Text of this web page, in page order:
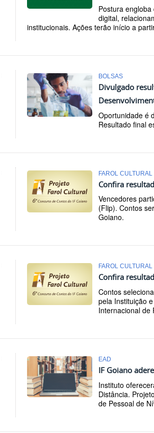
Postura
digital,
institucionais. Ações terão início a
BOLSAS
Divulgado
Oportunidade é
Resultado final
FAROL CULTURAL
Confira
Vencedores
(Flip). Contos
Goiano.
FAROL CULTURAL
Confira
Contos
pela Instituição
Internacional de
EAD
IF Goiano
Instituto
Distância.
de Pessoal de